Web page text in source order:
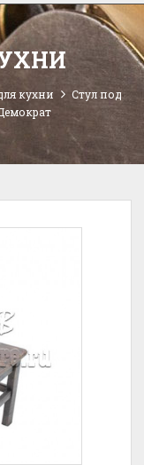
кухни
Стул под